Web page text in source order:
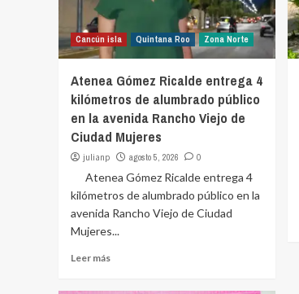
Cancún isla Quintana Roo Zona Norte
Atenea Gómez Ricalde entrega 4
kilómetros de alumbrado público
en la avenida Rancho Viejo de
Ciudad Mujeres
julianp agosto 5, 2026 0
Atenea Gómez Ricalde entrega 4
kilómetros de alumbrado público en la
avenida Rancho Viejo de Ciudad
Mujeres...
Leer más